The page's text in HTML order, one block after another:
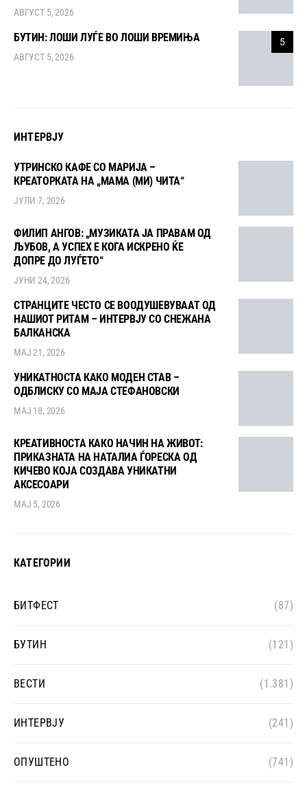
АВГУСТ 5, 2026
5
БУТИН: ЛОШИ ЛУЃЕ ВО ЛОШИ ВРЕМИЊА
АВГУСТ 5, 2026
ИНТЕРВЈУ
УТРИНСКО КАФЕ СО МАРИЈА –
КРЕАТОРКАТА НА „МАМА (МИ) ЧИТА“
ЈУЛИ 7, 2026
ФИЛИП АНГОВ: „МУЗИКАТА ЈА ПРАВАМ ОД
ЉУБОВ, А УСПЕХ Е КОГА ИСКРЕНО ЌЕ
ДОПРЕ ДО ЛУЃЕТО“
ЈУНИ 24, 2026
СТРАНЦИТЕ ЧЕСТО СЕ ВООДУШЕВУВААТ ОД
НАШИОТ РИТАМ – ИНТЕРВЈУ СО СНЕЖАНА
БАЛКАНСКА
МАЈ 21, 2026
УНИКАТНОСТА КАКО МОДЕН СТАВ –
ОДБЛИСКУ СО МАЈА СТЕФАНОВСКИ
МАЈ 18, 2026
КРЕАТИВНОСТА КАКО НАЧИН НА ЖИВОТ:
ПРИКАЗНАТА НА НАТАЛИА ЃОРЕСКА ОД
КИЧЕВО КОЈА СОЗДАВА УНИКАТНИ
АКСЕСОАРИ
МАЈ 5, 2026
КАТЕГОРИИ
БИТФЕСТ (87)
БУТИН (121)
ВЕСТИ (1.381)
ИНТЕРВЈУ (241)
ОПУШТЕНО (741)